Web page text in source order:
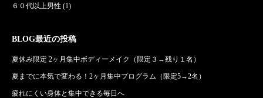
６０代以上男性 (1)
BLOG最近の投稿
夏休み限定 2ヶ月集中ボディーメイク（限定３→残り１名）
夏までに本気で変わる！2ヶ月集中プログラム（限定5→2名）
疲れにくい身体と集中できる毎日へ